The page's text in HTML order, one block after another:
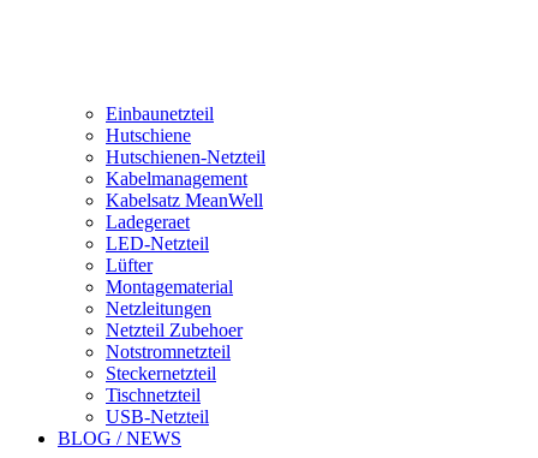
Einbaunetzteil
Hutschiene
Hutschienen-Netzteil
Kabelmanagement
Kabelsatz MeanWell
Ladegeraet
LED-Netzteil
Lüfter
Montagematerial
Netzleitungen
Netzteil Zubehoer
Notstromnetzteil
Steckernetzteil
Tischnetzteil
USB-Netzteil
BLOG / NEWS